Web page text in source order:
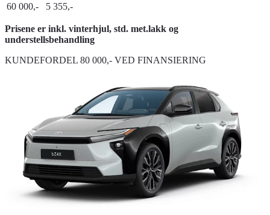
60 000,-
5 355,-
Prisene er inkl. vinterhjul, std. met.lakk og
understellsbehandling
KUNDEFORDEL 80 000,- VED FINANSIERING